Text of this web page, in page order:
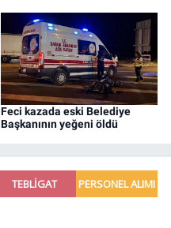
Feci kazada eski Belediye
Başkanının yeğeni öldü